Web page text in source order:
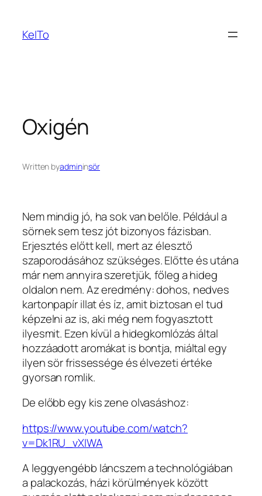
tartalomhoz
KeITo
Oxigén
Written byadmininsör
Nem mindig jó, ha sok van belőle. Például a
sörnek sem tesz jót bizonyos fázisban.
Erjesztés előtt kell, mert az élesztő
szaporodásához szükséges. Előtte és utána
már nem annyira szeretjük, főleg a hideg
oldalon nem. Az eredmény: dohos, nedves
kartonpapír illat és íz, amit biztosan el tud
képzelni az is, aki még nem fogyasztott
ilyesmit. Ezen kívül a hidegkomlózás által
hozzáadott aromákat is bontja, miáltal egy
ilyen sör frissessége és élvezeti értéke
gyorsan romlik.
De előbb egy kis zene olvasáshoz:
https://www.youtube.com/watch?
v=Dk1RU_vXIWA
A leggyengébb láncszem a technológiában
a palackozás, házi körülmények között